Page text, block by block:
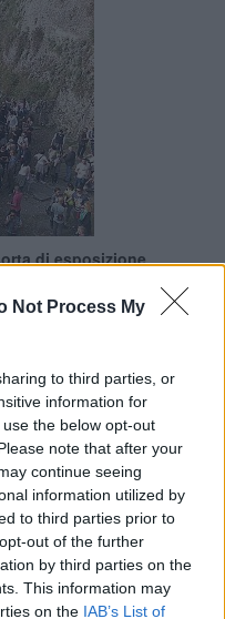
Not Process My
to third parties, or
information for
the below opt-out
note that after your
continue seeing
information utilized by
to third parties prior to
out of the further
by third parties on the
This information may
on the IAB’s List of
di esposizione
in qualità di capofila,
al progetto "Terre del
del "Programma di
marittimo 2014-20"
per i progetti finalizzati al
delle imprese o allo
dello spazio marittimo per i
l’adeguamento e